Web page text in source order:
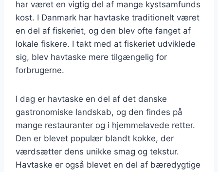
har været en vigtig del af mange kystsamfunds
kost. I Danmark har havtaske traditionelt været
en del af fiskeriet, og den blev ofte fanget af
lokale fiskere. I takt med at fiskeriet udviklede
sig, blev havtaske mere tilgængelig for
forbrugerne.
I dag er havtaske en del af det danske
gastronomiske landskab, og den findes på
mange restauranter og i hjemmelavede retter.
Den er blevet populær blandt kokke, der
værdsætter dens unikke smag og tekstur.
Havtaske er også blevet en del af bæredygtige